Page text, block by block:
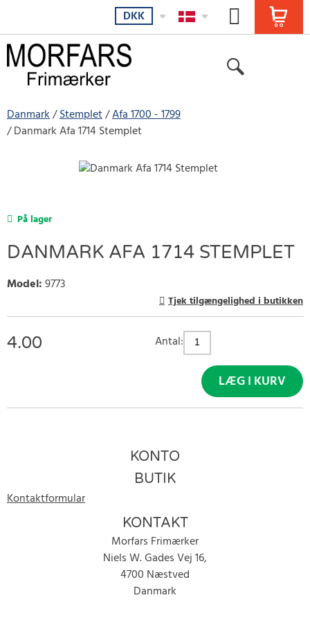
DKK
Danmark Stemplet Afa 1700 - 1799
Danmark Afa 1714 Stemplet
På lager
DANMARK AFA 1714 STEMPLET
Model:9773
Tjek tilgængelighed i butikken
4.00 Antal:
LÆG I KURV
KONTO
BUTIK
Kontaktformular
KONTAKT
Morfars Frimærker
Niels W. Gades Vej 16,
4700 Næstved
Danmark